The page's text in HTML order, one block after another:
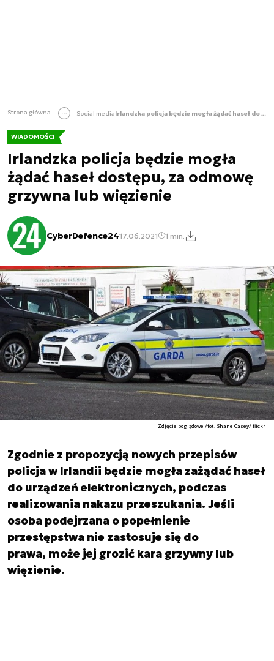
Strona główna Social media Irlandzka policja będzie mogła żądać haseł dostępu, za odmowę grzywna lub więzienie
WIADOMOŚCI
Irlandzka policja będzie mogła
żądać haseł dostępu, za odmowę
grzywna lub więzienie
CyberDefence2417.06.2021 1 min.
Zdjęcie poglądowe /fot. Shane Casey/ flickr
Zgodnie z propozycją nowych przepisów
policja w Irlandii będzie mogła zażądać haseł
do urządzeń elektronicznych, podczas
realizowania nakazu przeszukania. Jeśli
osoba podejrzana o popełnienie
przestępstwa nie zastosuje się do
prawa, może jej grozić kara grzywny lub
więzienie.